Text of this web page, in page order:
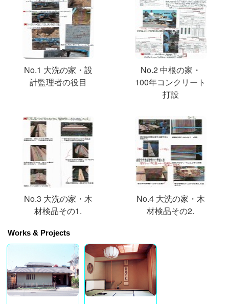
No.1 大洗の家・設
計監理者の役目
No.2 中根の家・
100年コンクリート
打設
No.3 大洗の家・木
材検品その1.
No.4 大洗の家・木
材検品その2.
Works & Projects